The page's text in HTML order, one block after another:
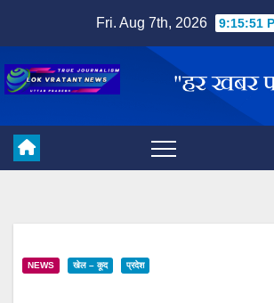
content
Fri. Aug 7th, 2026 9:15:52
NEWS खेल – कूद प्रदेश